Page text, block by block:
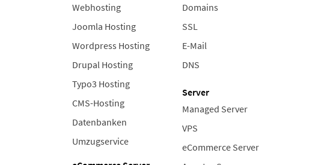
Webhosting
Joomla Hosting
Wordpress Hosting
Drupal Hosting
Typo3 Hosting
CMS-Hosting
Datenbanken
Umzugservice
Domains
SSL
E-Mail
DNS
Server
Managed Server
VPS
eCommerce Server